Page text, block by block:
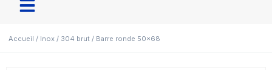
Accueil / Inox / 304 brut / Barre ronde 50×68